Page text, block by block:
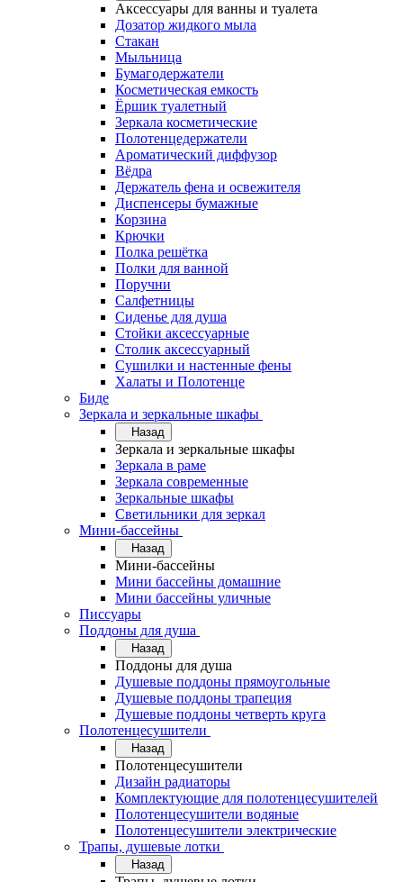
Аксессуары для ванны и туалета
Дозатор жидкого мыла
Стакан
Мыльница
Бумагодержатели
Косметическая емкость
Ёршик туалетный
Зеркала косметические
Полотенцедержатели
Ароматический диффузор
Вёдра
Держатель фена и освежителя
Диспенсеры бумажные
Корзина
Крючки
Полка решётка
Полки для ванной
Поручни
Салфетницы
Сиденье для душа
Стойки аксессуарные
Столик аксессуарный
Сушилки и настенные фены
Халаты и Полотенце
Биде
Зеркала и зеркальные шкафы
Назад
Зеркала и зеркальные шкафы
Зеркала в раме
Зеркала современные
Зеркальные шкафы
Светильники для зеркал
Мини-бассейны
Назад
Мини-бассейны
Мини бассейны домашние
Мини бассейны уличные
Писсуары
Поддоны для душа
Назад
Поддоны для душа
Душевые поддоны прямоугольные
Душевые поддоны трапеция
Душевые поддоны четверть круга
Полотенцесушители
Назад
Полотенцесушители
Дизайн радиаторы
Комплектующие для полотенцесушителей
Полотенцесушители водяные
Полотенцесушители электрические
Трапы, душевые лотки
Назад